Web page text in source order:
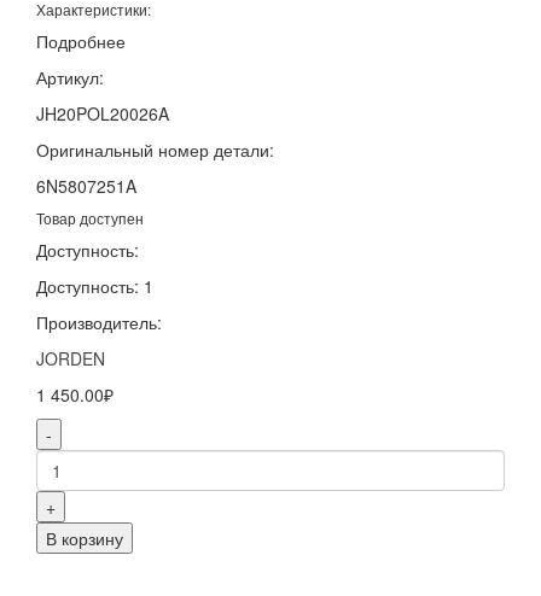
Характеристики:
Подробнее
Артикул:
JH20POL20026A
Оригинальный номер детали:
6N5807251A
Товар доступен
Доступность:
Доступность: 1
Производитель:
JORDEN
1 450.00₽
-
+
В корзину